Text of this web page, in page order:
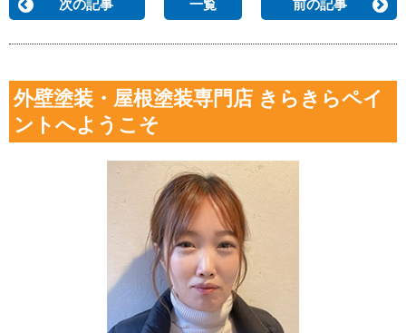
次の記事 一覧 前の記事
外壁塗装・屋根塗装専門店 きらきらペイ
ントへようこそ